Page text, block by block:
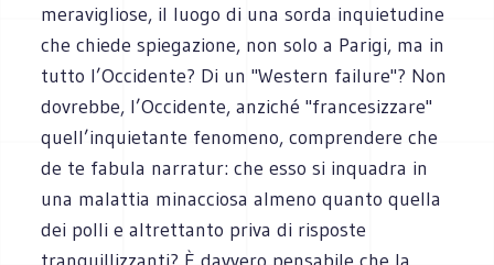
meravigliose, il luogo di una sorda inquietudine
che chiede spiegazione, non solo a Parigi, ma in
tutto l’Occidente? Di un "Western failure"? Non
dovrebbe, l’Occidente, anziché "francesizzare"
quell’inquietante fenomeno, comprendere che
de te fabula narratur: che esso si inquadra in
una malattia minacciosa almeno quanto quella
dei polli e altrettanto priva di risposte